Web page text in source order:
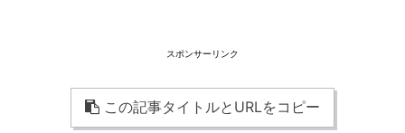
スポンサーリンク
この記事タイトルとURLをコピー